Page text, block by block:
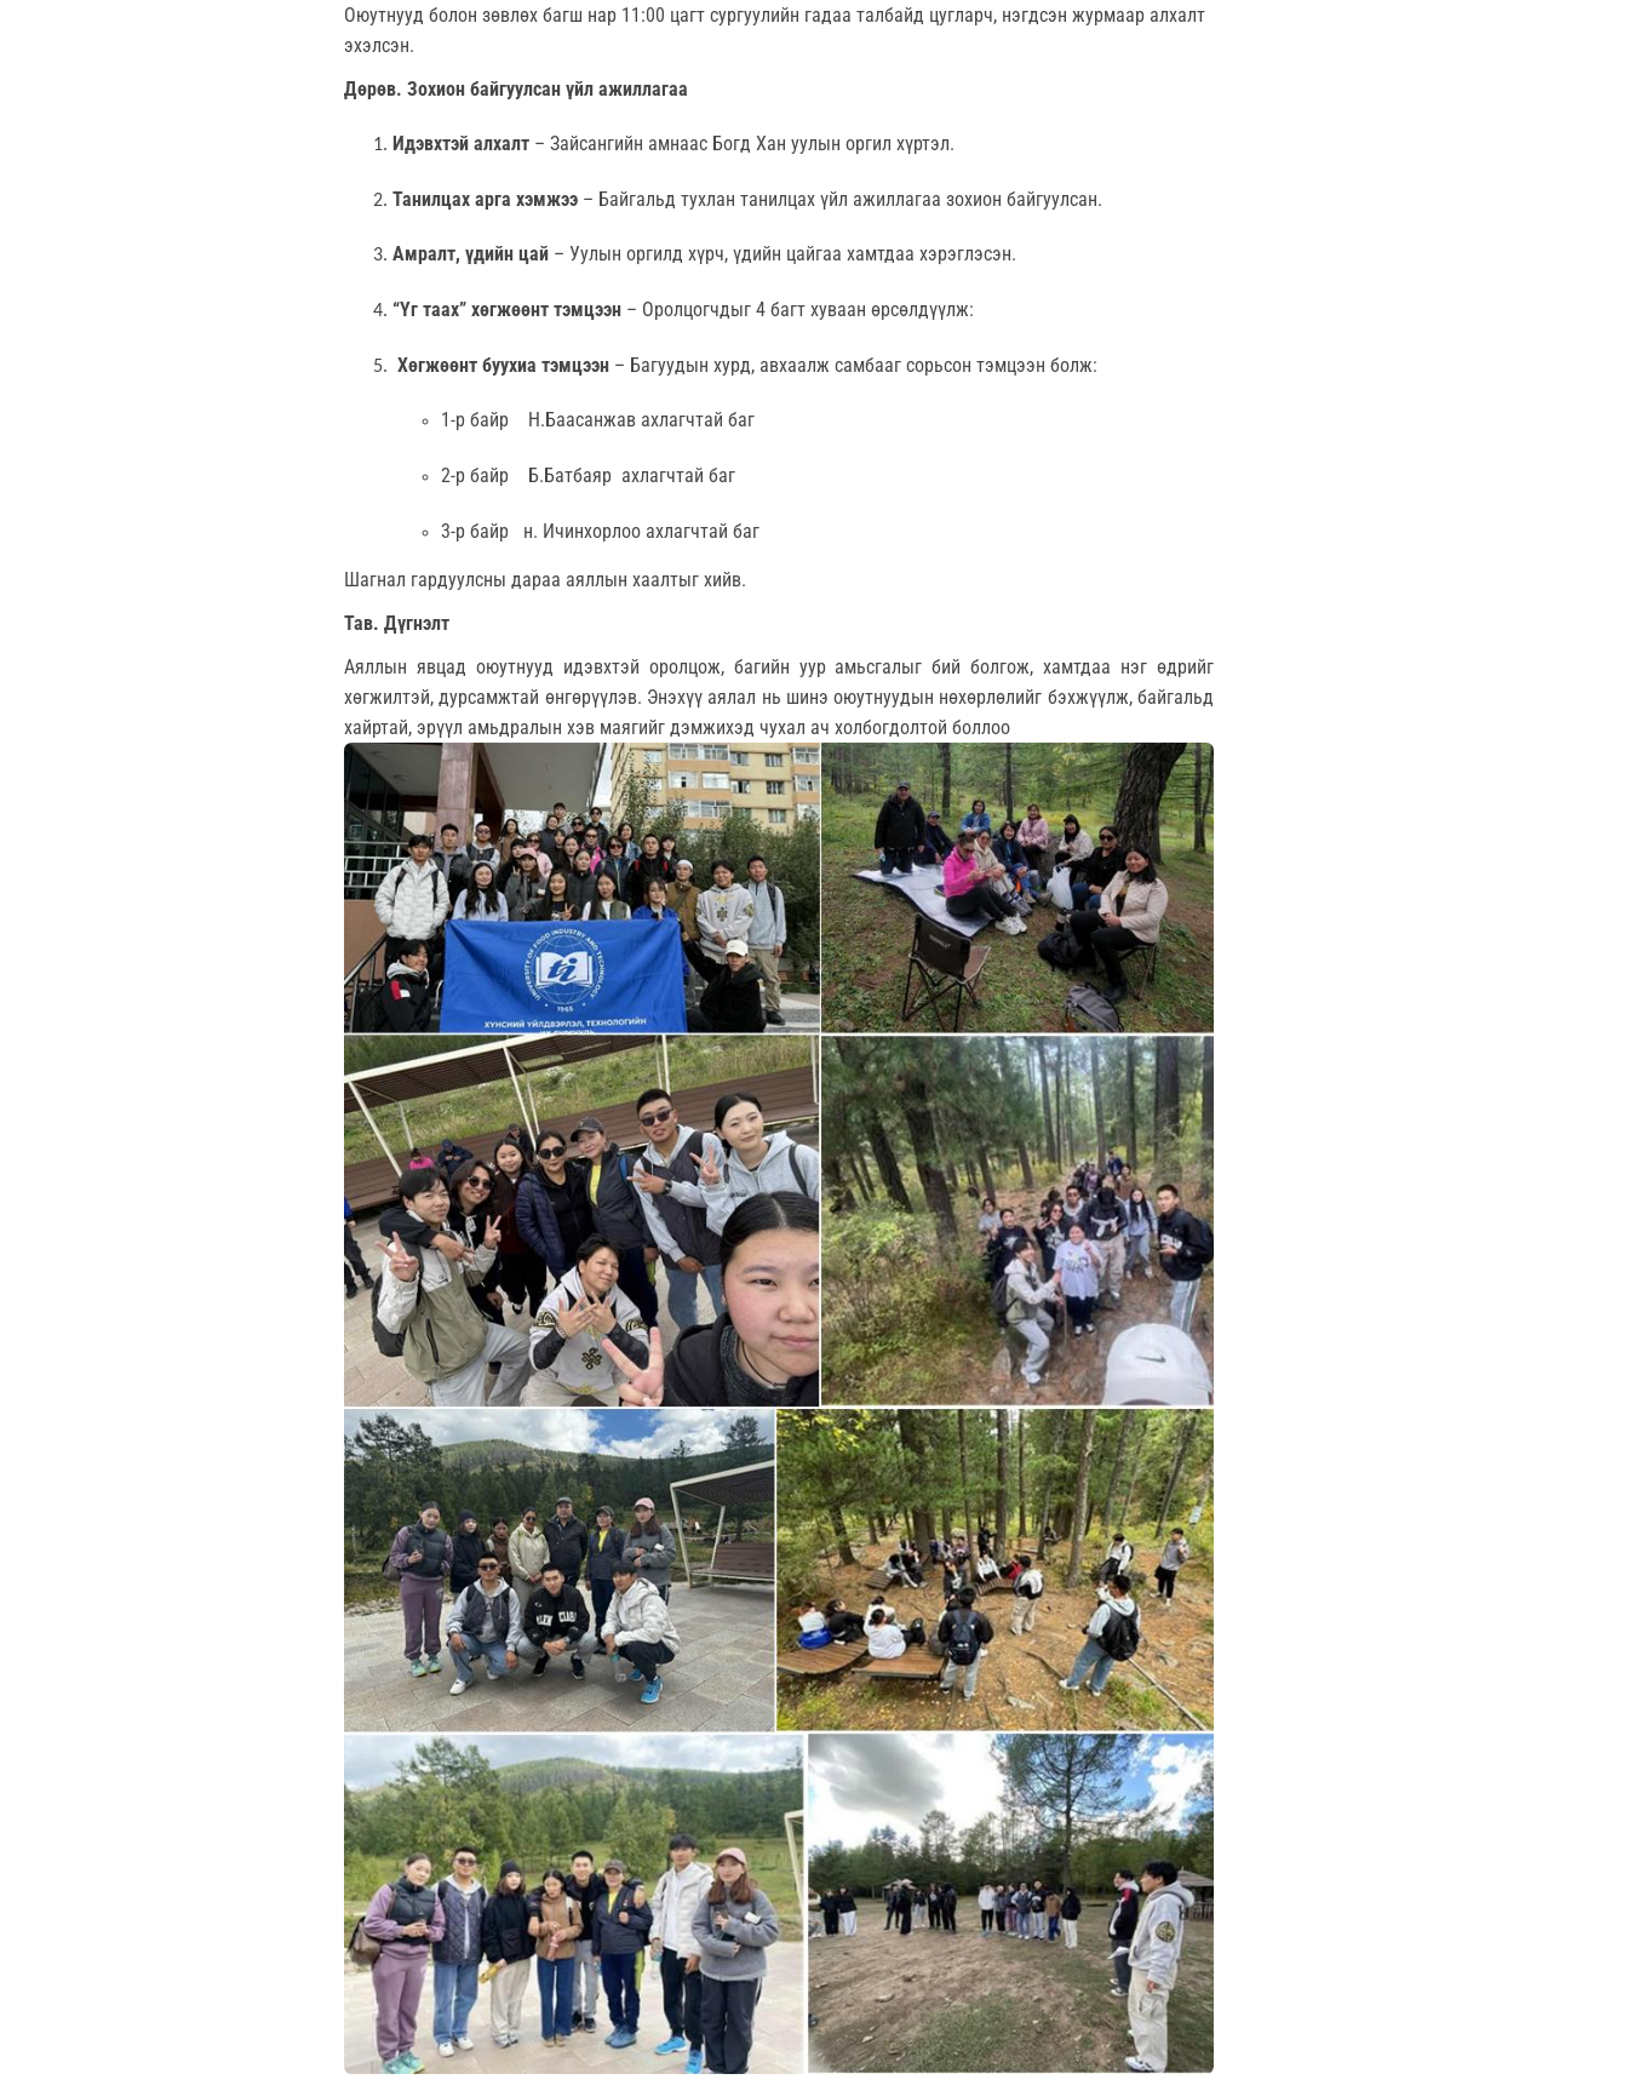
Оюутнууд болон зөвлөх багш нар 11:00 цагт сургуулийн гадаа талбайд цугларч, нэгдсэн журмаар алхалт
эхэлсэн.
Дөрөв. Зохион байгуулсан үйл ажиллагаа
Идэвхтэй алхалт – Зайсангийн амнаас Богд Хан уулын оргил хүртэл.
Танилцах арга хэмжээ – Байгальд тухлан танилцах үйл ажиллагаа зохион байгуулсан.
Амралт, үдийн цай – Уулын оргилд хүрч, үдийн цайгаа хамтдаа хэрэглэсэн.
“Үг таах” хөгжөөнт тэмцээн – Оролцогчдыг 4 багт хуваан өрсөлдүүлж:
Хөгжөөнт буухиа тэмцээн – Багуудын хурд, авхаалж самбааг сорьсон тэмцээн болж:
1-р байр Н.Баасанжав ахлагчтай баг
2-р байр Б.Батбаяр ахлагчтай баг
3-р байр н. Ичинхорлоо ахлагчтай баг
Шагнал гардуулсны дараа аяллын хаалтыг хийв.
Тав. Дүгнэлт
Аяллын явцад оюутнууд идэвхтэй оролцож, багийн уур амьсгалыг бий болгож, хамтдаа нэг өдрийг
хөгжилтэй, дурсамжтай өнгөрүүлэв. Энэхүү аялал нь шинэ оюутнуудын нөхөрлөлийг бэхжүүлж, байгальд
хайртай, эрүүл амьдралын хэв маягийг дэмжихэд чухал ач холбогдолтой боллоо